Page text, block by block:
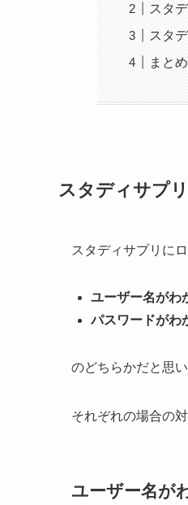
スタ
スタ
まとめ
スタディサプ
スタディサプリに
ユーザー名がわ
パスワードがわ
のどちらかだと思い
それぞれの場合の
ユーザー名が